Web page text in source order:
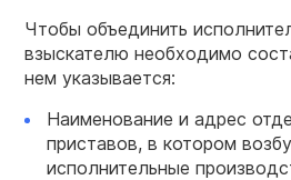
Чтобы объединить
взыскателю необходимо
нем указывается:
Наименование и адрес
приставов, в котором
исполнительные